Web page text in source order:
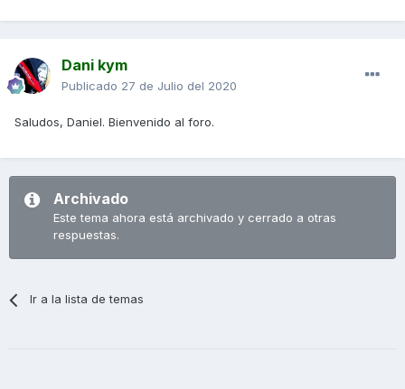
Dani kym
Publicado 27 de Julio del 2020
Saludos, Daniel. Bienvenido al foro.
Archivado
Este tema ahora está archivado y cerrado a otras
respuestas.
Ir a la lista de temas